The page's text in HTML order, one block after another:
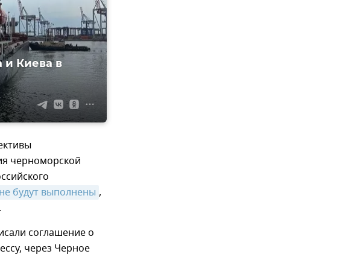
и Киева в
черноморской
будут выполнены ,
соглашение о
через Черное